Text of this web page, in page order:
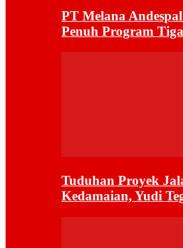
PT Melana
Penuh Program
Tuduhan Proyek
Kedamaian, Yudi